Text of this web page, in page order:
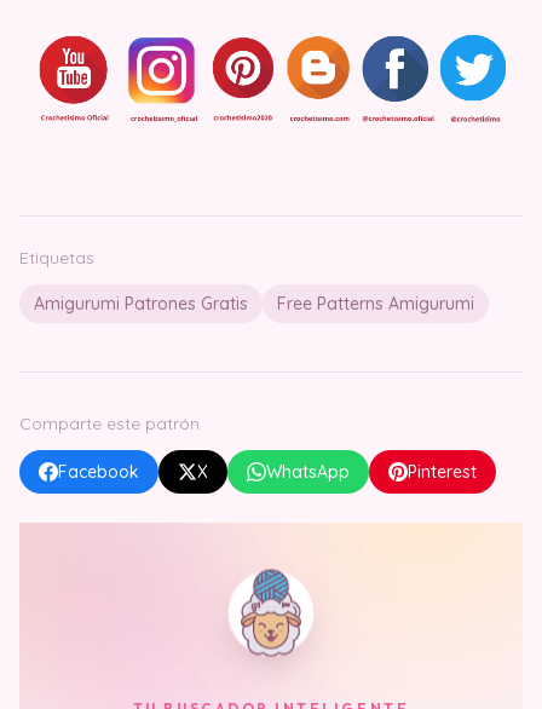
Etiquetas
Amigurumi Patrones Gratis Free Patterns Amigurumi
Comparte este patrón
Facebook X WhatsApp Pinterest